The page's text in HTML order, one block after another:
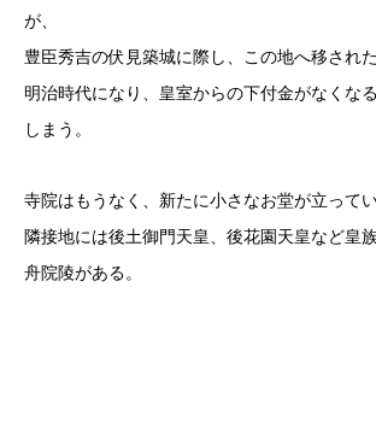
が、
豊臣秀吉の伏見築城に際し、この地へ移された
明治時代になり、皇室からの下付金がなくな
しまう。
寺院はもうなく、新たに小さなお堂が立ってい
隣接地には後土御門天皇、後花園天皇など皇
舟院陵がある。